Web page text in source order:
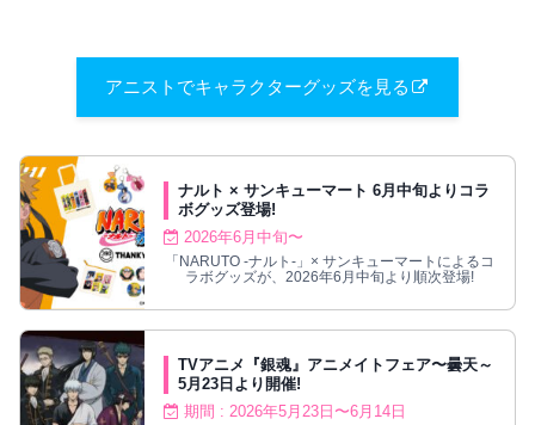
アニストでキャラクターグッズを見る
ナルト × サンキューマート 6月中旬よりコラ
ボグッズ登場!
2026年6月中旬〜
「NARUTO -ナルト-」× サンキューマートによるコ
ラボグッズが、2026年6月中旬より順次登場!
TVアニメ『銀魂』アニメイトフェア〜曇天～
5月23日より開催!
期間 : 2026年5月23日〜6月14日